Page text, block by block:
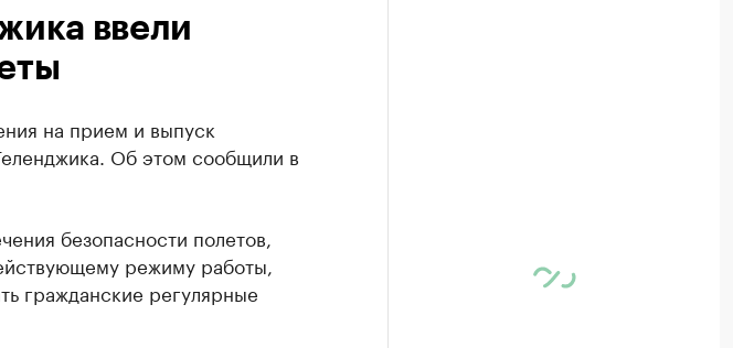
ввели
на прием и выпуск
Об этом сообщили в
безопасности полетов,
режиму работы,
гражданские регулярные